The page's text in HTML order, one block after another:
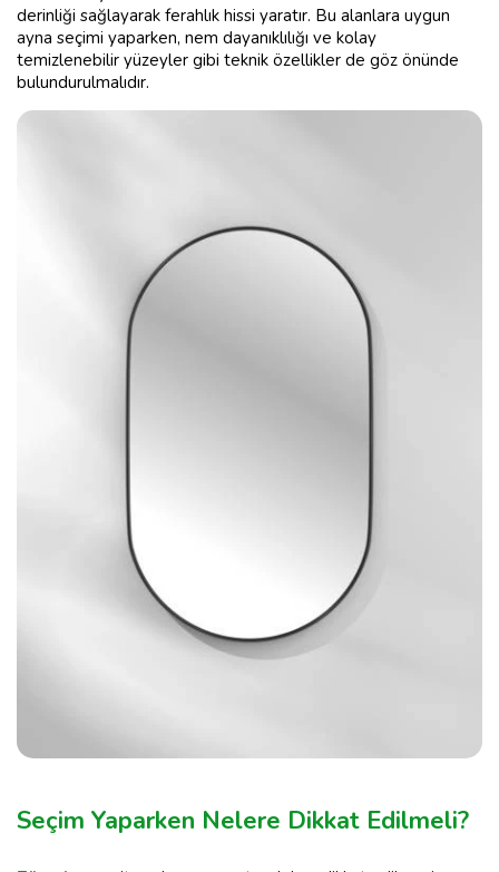
derinliği sağlayarak ferahlık hissi yaratır. Bu alanlara uygun
ayna seçimi yaparken, nem dayanıklılığı ve kolay
temizlenebilir yüzeyler gibi teknik özellikler de göz önünde
bulundurulmalıdır.
Seçim Yaparken Nelere Dikkat Edilmeli?